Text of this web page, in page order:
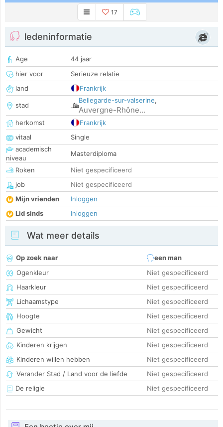
17
ledeninformatie
Age
44 jaar
hier voor
Serieuze relatie
land
Frankrijk
stad
Bellegarde-sur-valserine,
Auvergne-Rhône...
herkomst
Frankrijk
vitaal
Single
academisch
niveau
Masterdiploma
Roken
Niet gespecificeerd
job
Niet gespecificeerd
Mijn vrienden
Inloggen
Lid sinds
Inloggen
Wat meer details
Op zoek naar
een man
Ogenkleur
Niet gespecificeerd
Haarkleur
Niet gespecificeerd
Lichaamstype
Niet gespecificeerd
Hoogte
Niet gespecificeerd
Gewicht
Niet gespecificeerd
Kinderen krijgen
Niet gespecificeerd
Kinderen willen hebben
Niet gespecificeerd
Verander Stad / Land voor de liefde
Niet gespecificeerd
De religie
Niet gespecificeerd